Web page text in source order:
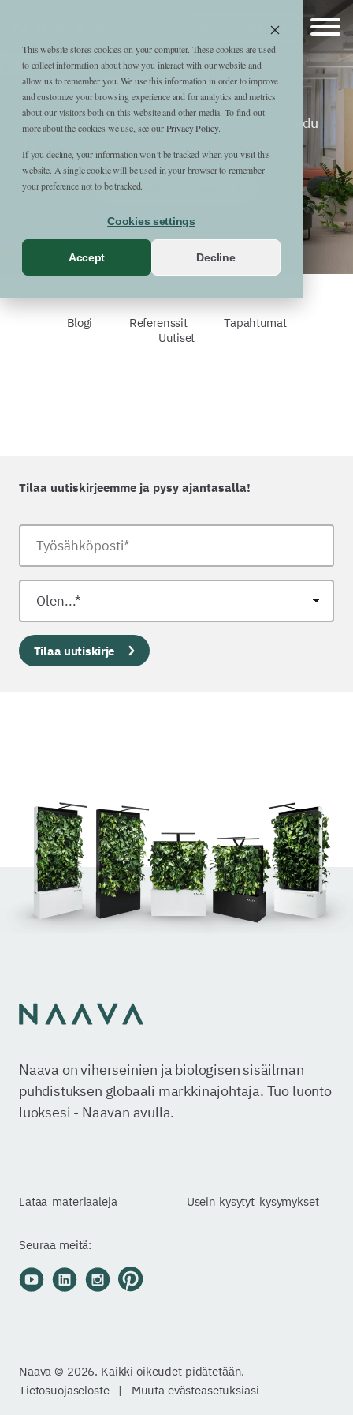
This website stores cookies on your computer. These cookies are used
to collect information about how you interact with our website and
allow us to remember you. We use this information in order to improve
and customize your browsing experience and for analytics and metrics
about our visitors both on this website and other media. To find out
more about the cookies we use, see ourPrivacy Policy.
If you decline, your information won’t be tracked when you visit this
website. A single cookie will be used in your browser to remember
your preference not to be tracked.
Cookies settings
Accept Decline
Referenssit
Lue asiakkaidemme kokemuksia ja inspiroidu
Tilaa uutiskirjeemme
Blogi Referenssit
Tapahtumat
Uutiset
Tilaa uutiskirjeemme ja pysy ajantasalla!
Naava on viherseinien ja biologisen sisäilman
puhdistuksen globaali markkinajohtaja. Tuo luonto
luoksesi - Naavan avulla.
Lataa materiaaleja Usein kysytyt kysymykset
Seuraa meitä:
YouTubeLinkedInInstagramPinterest
Naava © 2026. Kaikki oikeudet pidätetään.
Tietosuojaseloste| Muuta evästeasetuksiasi